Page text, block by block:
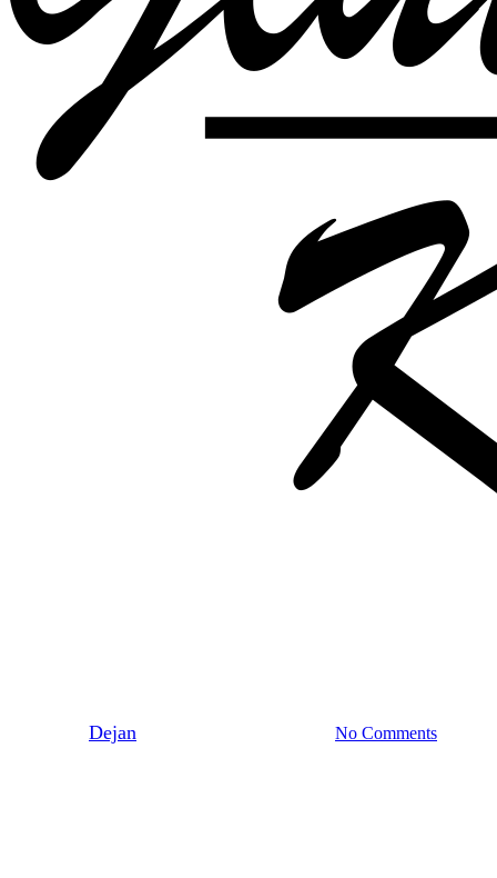
Dejan No Comments